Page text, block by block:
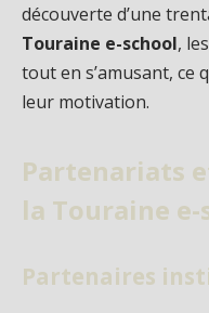
découverte d’une
Touraine e-school,
tout en s’amusant, ce
leur motivation.
Partenariats
la Touraine e-
Partenaires